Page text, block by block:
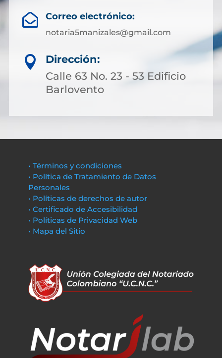
 Correo electrónico:
notaria5manizales@gmail.com

Dirección:
Calle 63 No. 23 - 53 Edificio
Barlovento
• Términos y condiciones
• Política de Tratamiento de Datos
Personales
• Políticas de derechos de autor
• Certificado de Accesibilidad
• Políticas de Privacidad Web
• Mapa del Sitio